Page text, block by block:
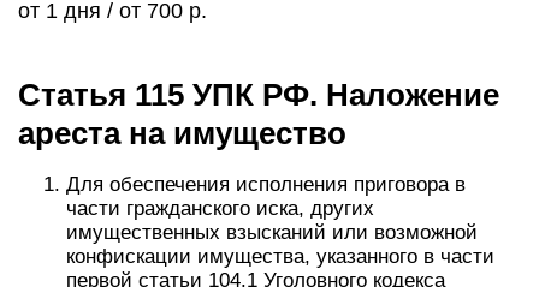
от 1 дня / от 700 р.
Статья 115 УПК РФ. Наложение
ареста на имущество
Для обеспечения исполнения приговора в
части гражданского иска, других
имущественных взысканий или возможной
конфискации имущества, указанного в части
первой статьи 104.1 Уголовного кодекса